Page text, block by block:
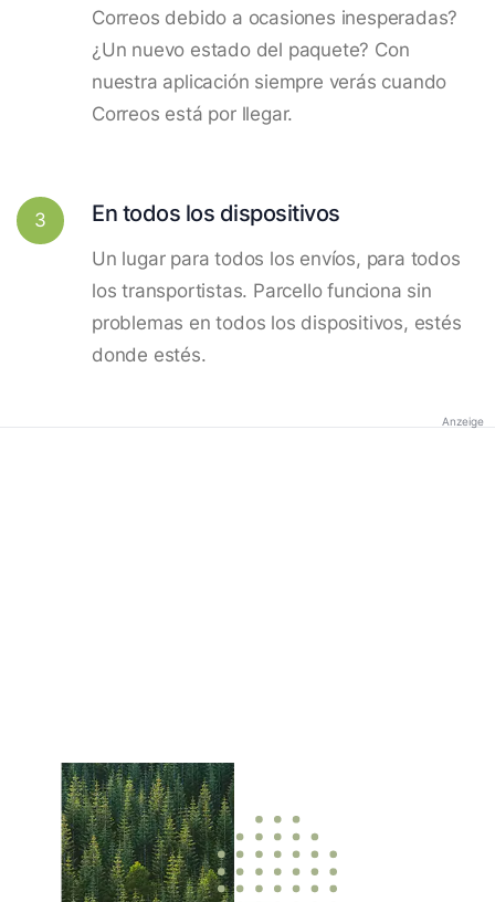
Correos debido a ocasiones inesperadas?
¿Un nuevo estado del paquete? Con
nuestra aplicación siempre verás cuando
Correos está por llegar.
3 En todos los dispositivos
Un lugar para todos los envíos, para todos
los transportistas. Parcello funciona sin
problemas en todos los dispositivos, estés
donde estés.
Anzeige